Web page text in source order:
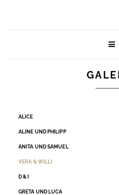
ALICE
ALINE UND PHILIPP
ANITA UND SAMUEL
VERA & WILLI
D & I
GRETA UND LUCA